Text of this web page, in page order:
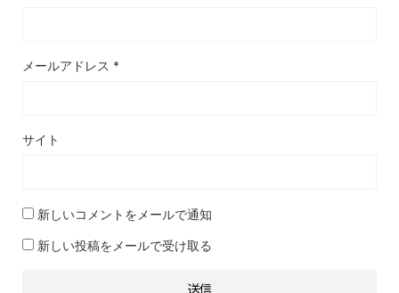
メールアドレス *
サイト
新しいコメントをメールで通知
新しい投稿をメールで受け取る